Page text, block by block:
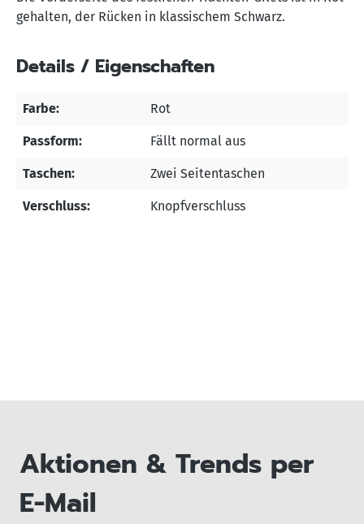
gehalten, der Rücken in klassischem Schwarz.
Details / Eigenschaften
Farbe: Rot
Passform: Fällt normal aus
Taschen: Zwei Seitentaschen
Verschluss: Knopfverschluss
Aktionen & Trends per
E-Mail